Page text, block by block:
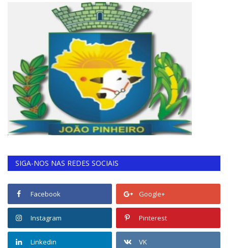
SIGA-NOS NAS REDES SOCIAIS
Facebook Google+
Instagram Pinterest
Linkedin VK